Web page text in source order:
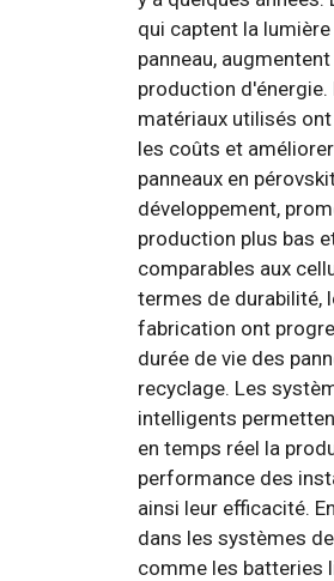
qui captent la
panneau,
production d'énergie.
matériaux utilisés
les coûts et
panneaux en
développement,
production plus bas
comparables aux
termes de durabilité,
fabrication ont
durée de vie des
recyclage. Les
intelligents
en temps réel la
performance des
ainsi leur efficacité.
dans les systèmes
comme les batteries